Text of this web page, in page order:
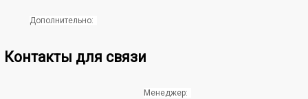
Дополнительно:
Контакты для связи
Менеджер: